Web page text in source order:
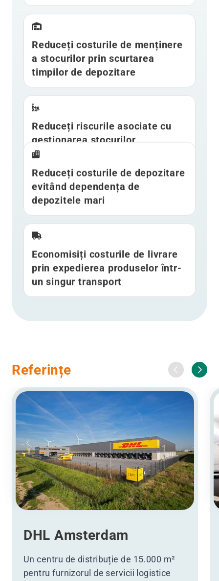
Reduceți costurile de menținere
a stocurilor prin scurtarea
timpilor de depozitare
Reduceți riscurile asociate cu
gestionarea stocurilor
Reduceți costurile de depozitare
evitând dependența de
depozitele mari
Economisiți costurile de livrare
prin expedierea produselor într-
un singur transport
Referințe
DHL Amsterdam
Un centru de distribuție de 15.000 m²
pentru furnizorul de servicii logistice